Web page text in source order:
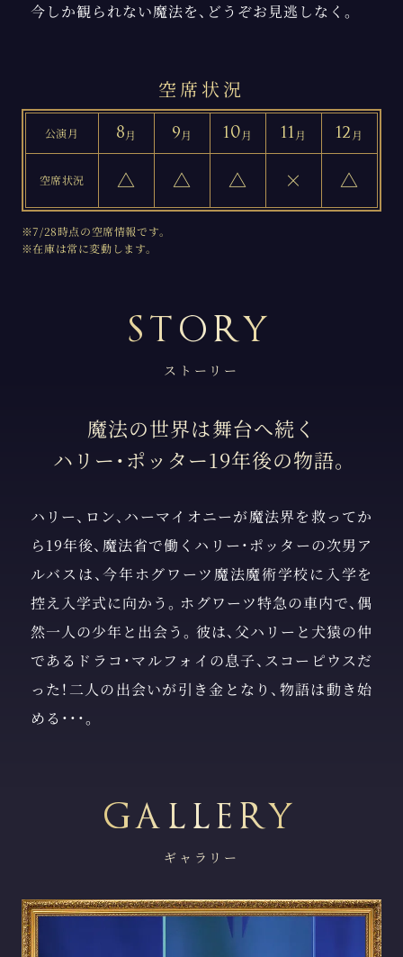
今しか観られない魔法を、どうぞお見逃しなく。
空席状況
公演月 8月 9月 10月 11月 12 月
空席状況 △ △ △ × △
※7/28時点の空席情報です。
※在庫は常に変動します。
ストーリー
魔法の世界は舞台へ続く
ハリー・ポッター19年後の物語。
ハリー、ロン、ハーマイオニーが魔法界を救ってか
ら19年後、魔法省で働くハリー・ポッターの次男ア
ルバスは、今年ホグワーツ魔法魔術学校に入学を
控え入学式に向かう。ホグワーツ特急の車内で、偶
然一人の少年と出会う。彼は、父ハリーと犬猿の仲
であるドラコ・マルフォイの息子、スコーピウスだ
った！二人の出会いが引き金となり、物語は動き始
める・・・。
ギャラリー